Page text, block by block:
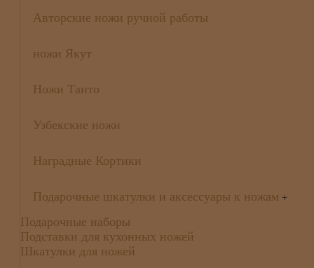
Авторские ножи ручной работы
ножи Якут
Ножи Танто
Узбекские ножи
Наградные Кортики
Подарочные шкатулки и аксессуары к ножам +
Подарочные наборы
Подставки для кухонных ножей
Шкатулки для ножей